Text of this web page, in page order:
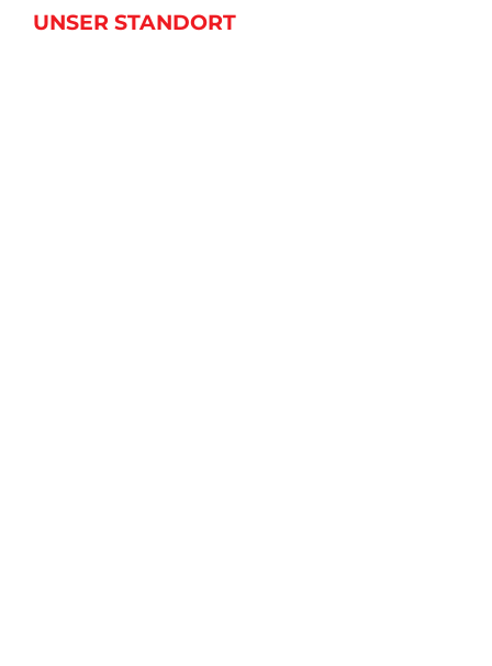
UNSER STANDORT